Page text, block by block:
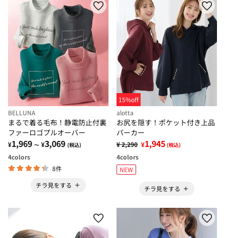
BELLUNA
まるで着る毛布！静電防止付裏
ファーロゴプルオーバー
¥1,969 ～ ¥3,069 (税込)
4colors
8件
チラ見をする
15%off
alotta
お尻を隠す！ポケット付き上品
パーカー
¥ 2,290 ¥1,945 (税込)
4colors
NEW
チラ見をする